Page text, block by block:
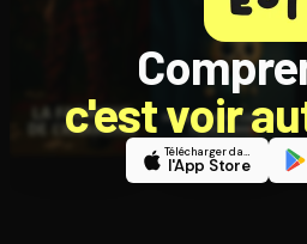
c'est voir
Télécharger dans
l'App Store